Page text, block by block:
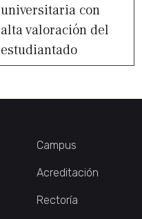
universitaria con
alta valoración del
estudiantado
Campus
Acreditación
Rectoría